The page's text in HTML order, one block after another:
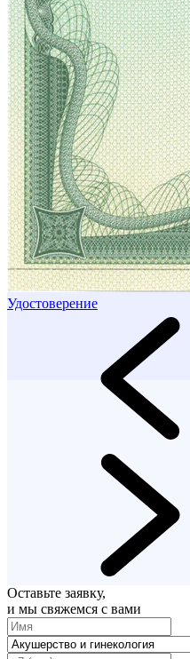
Удостоверение
Оставьте заявку,
и мы свяжемся с вами